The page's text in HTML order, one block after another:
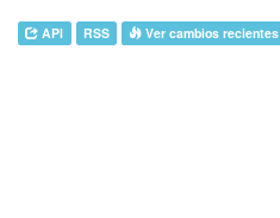
API RSS Ver cambios recientes